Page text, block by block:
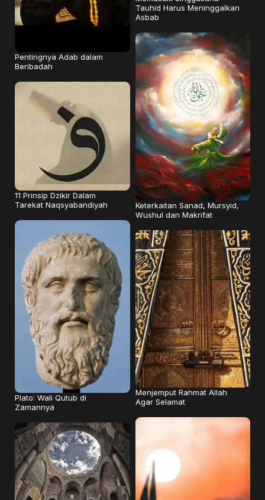
Pentingnya Adab dalam
Beribadah
Tauhid Harus Meninggalkan
Asbab
11 Prinsip Dzikir Dalam
Tarekat Naqsyabandiyah
Keterkaitan Sanad, Mursyid,
Wushul dan Makrifat
Plato: Wali Qutub di
Zamannya
Menjemput Rahmat Allah
Agar Selamat